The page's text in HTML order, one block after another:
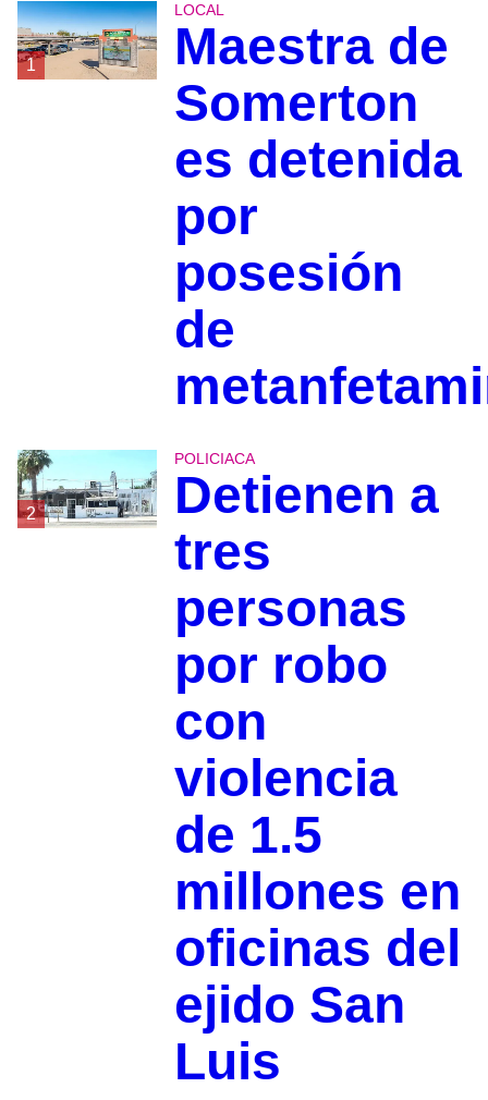
1
LOCAL
Maestra de
Somerton
es detenida
por
posesión
de
2
POLICIACA
Detienen a
tres
personas
por robo
con
violencia
de 1.5
millones en
oficinas del
ejido San
Luis